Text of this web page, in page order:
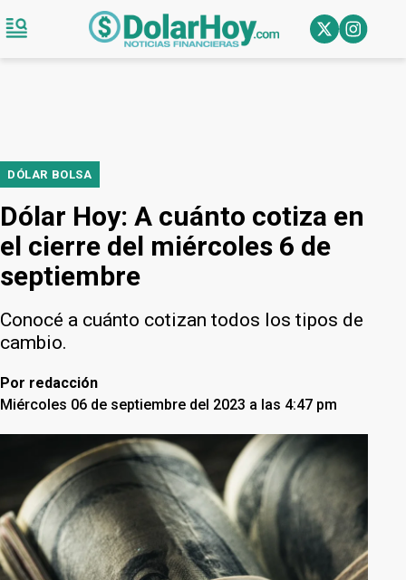
DÓLAR BOLSA
Dólar Hoy: A cuánto cotiza en
el cierre del miércoles 6 de
septiembre
Conocé a cuánto cotizan todos los tipos de
cambio.
Por redacción
Miércoles 06 de septiembre del 2023 a las 4:47 pm